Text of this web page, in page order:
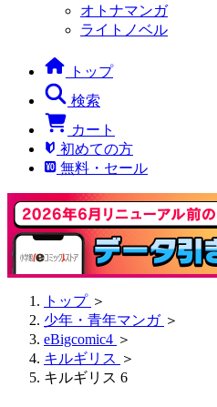
オトナマンガ
ライトノベル
トップ
検索
カート
初めての方
無料・セール
トップ ＞
少年・青年マンガ ＞
eBigcomic4 ＞
キルギリス ＞
キルギリス 6